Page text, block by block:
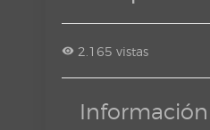
2.165 vistas